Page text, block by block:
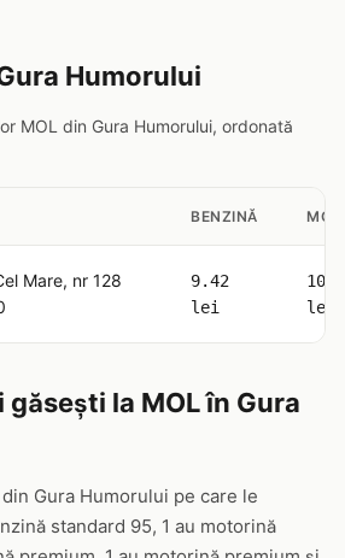
Humorului
MOL din Gura Humorului, ordonată
BENZINĂ
Mare, nr 128
9.42
lei
lei
la MOL în Gura
Gura Humorului pe care le
standard 95, 1 au motorină